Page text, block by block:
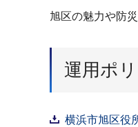
旭区の魅力や防
運用ポ
横浜市旭区役